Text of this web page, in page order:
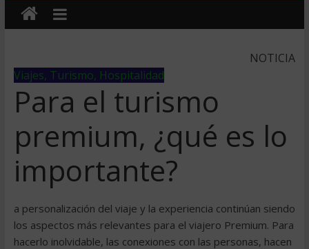
NOTICIA
Viajes, Turismo, Hospitalidad
Para el turismo
premium, ¿qué es lo
importante?
a personalización del viaje y la experiencia continúan siendo
los aspectos más relevantes para el viajero Premium. Para
hacerlo inolvidable, las conexiones con las personas, hacen